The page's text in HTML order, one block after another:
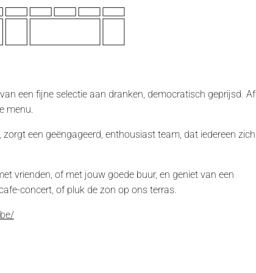
een fijne selectie aan dranken, democratisch geprijsd. Af
menu.
een geëngageerd, enthousiast team, dat iedereen zich
vrienden, of met jouw goede buur, en geniet van een
concert, of pluk de zon op ons terras.